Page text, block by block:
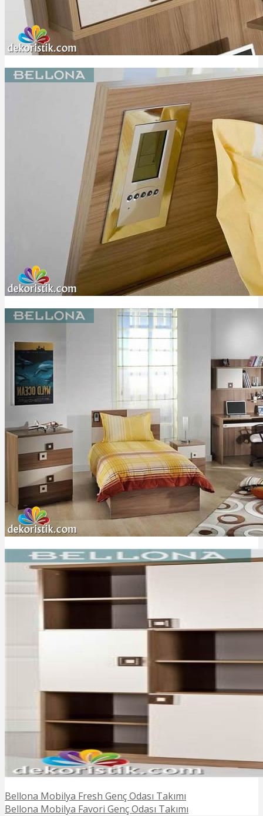
Bellona Mobilya Fresh Genç Odası Takımı
Bellona Mobilya Favori Genç Odası Takımı